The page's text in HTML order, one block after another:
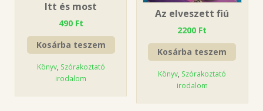
Itt és most
490 Ft
Kosárba teszem
Könyv, Szórakoztató
irodalom
Az elveszett fiú
2200 Ft
Kosárba teszem
Könyv Szórakoztató
irodalom